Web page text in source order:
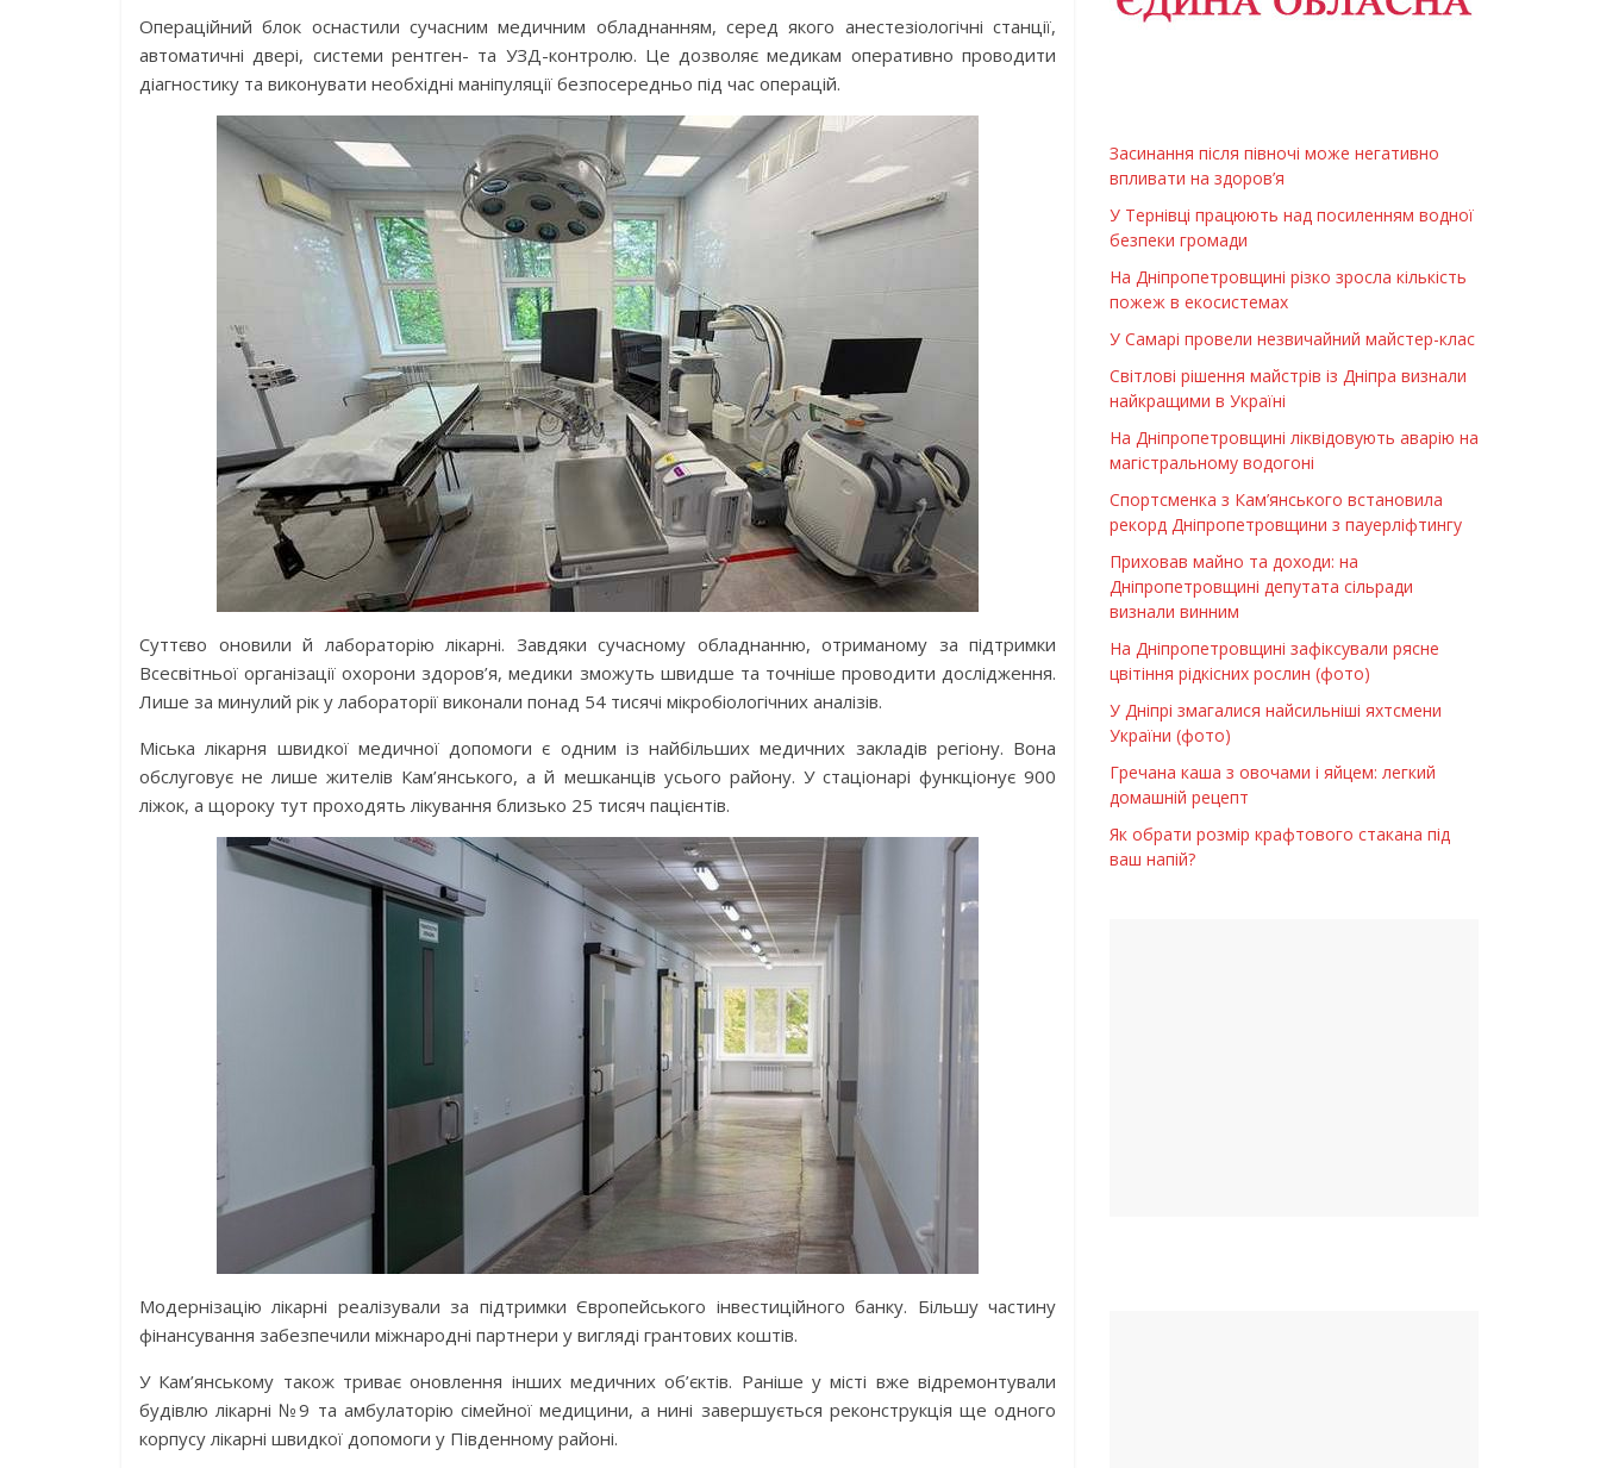
Операційний блок оснастили сучасним медичним обладнанням, серед якого анестезіологічні станції,
автоматичні двері, системи рентген- та УЗД-контролю. Це дозволяє медикам оперативно проводити
діагностику та виконувати необхідні маніпуляції безпосередньо під час операцій.
Суттєво оновили й лабораторію лікарні. Завдяки сучасному обладнанню, отриманому за підтримки
Всесвітньої організації охорони здоров’я, медики зможуть швидше та точніше проводити дослідження.
Лише за минулий рік у лабораторії виконали понад 54 тисячі мікробіологічних аналізів.
Міська лікарня швидкої медичної допомоги є одним із найбільших медичних закладів регіону. Вона
обслуговує не лише жителів Кам’янського, а й мешканців усього району. У стаціонарі функціонує 900
ліжок, а щороку тут проходять лікування близько 25 тисяч пацієнтів.
Модернізацію лікарні реалізували за підтримки Європейського інвестиційного банку. Більшу частину
фінансування забезпечили міжнародні партнери у вигляді грантових коштів.
У Кам’янському також триває оновлення інших медичних об’єктів. Раніше у місті вже відремонтували
будівлю лікарні №9 та амбулаторію сімейної медицини, а нині завершується реконструкція ще одного
корпусу лікарні швидкої допомоги у Південному районі.
Засинання після півночі може негативно
впливати на здоров’я
У Тернівці працюють над посиленням водної
безпеки громади
На Дніпропетровщині різко зросла кількість
пожеж в екосистемах
У Самарі провели незвичайний майстер-клас
Світлові рішення майстрів із Дніпра визнали
найкращими в Україні
На Дніпропетровщині ліквідовують аварію на
магістральному водогоні
Спортсменка з Кам’янського встановила
рекорд Дніпропетровщини з пауерліфтингу
Приховав майно та доходи: на
Дніпропетровщині депутата сільради
визнали винним
На Дніпропетровщині зафіксували рясне
цвітіння рідкісних рослин (фото)
У Дніпрі змагалися найсильніші яхтсмени
України (фото)
Гречана каша з овочами і яйцем: легкий
домашній рецепт
Як обрати розмір крафтового стакана під
ваш напій?